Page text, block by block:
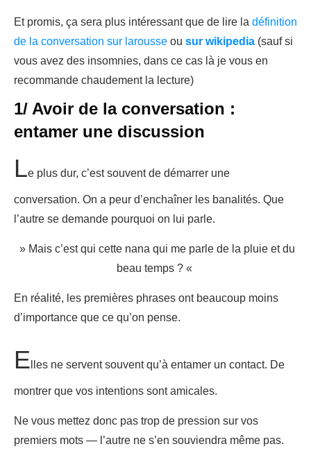
Et promis, ça sera plus intéressant que de lire la définition
de la conversation sur larousse ou sur wikipedia (sauf si
vous avez des insomnies, dans ce cas là je vous en
recommande chaudement la lecture)
1/ Avoir de la conversation :
entamer une discussion
Le plus dur, c’est souvent de démarrer une
conversation. On a peur d’enchaîner les banalités. Que
l’autre se demande pourquoi on lui parle.
» Mais c’est qui cette nana qui me parle de la pluie et du
beau temps ? «
En réalité, les premières phrases ont beaucoup moins
d’importance que ce qu’on pense.
E lles ne servent souvent qu’à entamer un contact. De
montrer que vos intentions sont amicales.
Ne vous mettez donc pas trop de pression sur vos
premiers mots — l’autre ne s’en souviendra même pas.